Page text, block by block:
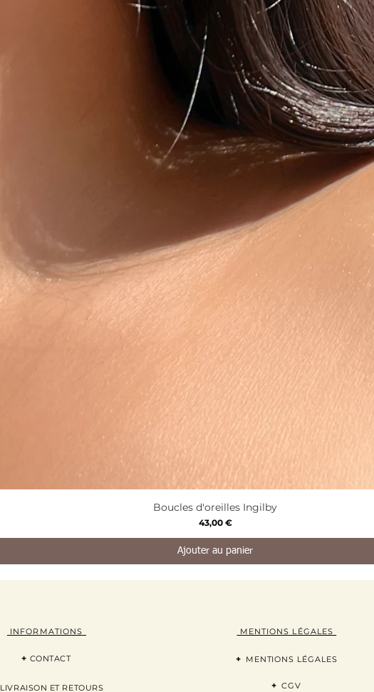
Aperçu rapide
Boucles d'oreilles Ingilby
Prix
43,00 €
Ajouter au panier
INFORMATIONS
+ CONTACT
LIVRAISON ET RETOURS
MENTIONS LÉGALES
+ MENTIONS LÉGALES
+ CGV